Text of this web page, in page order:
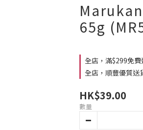
65g
全店，滿$299免
全店，順豐優質送
HK$39.00
數量